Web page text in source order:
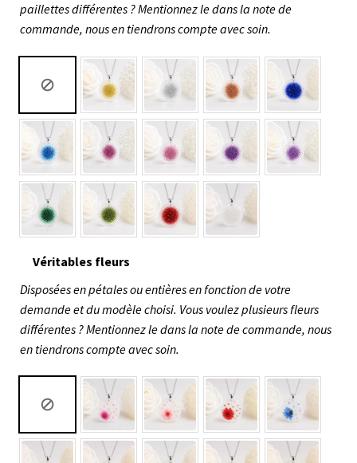
paillettes différentes ? Mentionnez le dans la note de
commande, nous en tiendrons compte avec soin.
Véritables fleurs
Disposées en pétales ou entières en fonction de votre
demande et du modèle choisi. Vous voulez plusieurs fleurs
différentes ? Mentionnez le dans la note de commande, nous
en tiendrons compte avec soin.